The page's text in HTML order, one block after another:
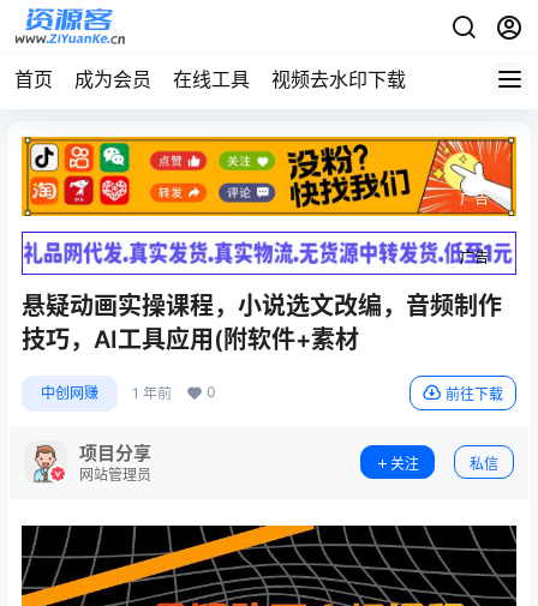
首页 成为会员 在线工具 视频去水印下载
广告
广告
悬疑动画实操课程，小说选文改编，音频制作
技巧，AI工具应用(附软件+素材
中创网赚 1 年前 0 前往下载
项目分享
网站管理员
关注 私信